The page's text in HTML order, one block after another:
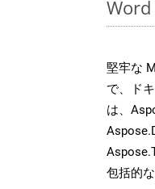
堅牢な
で、ド
は、
包括的